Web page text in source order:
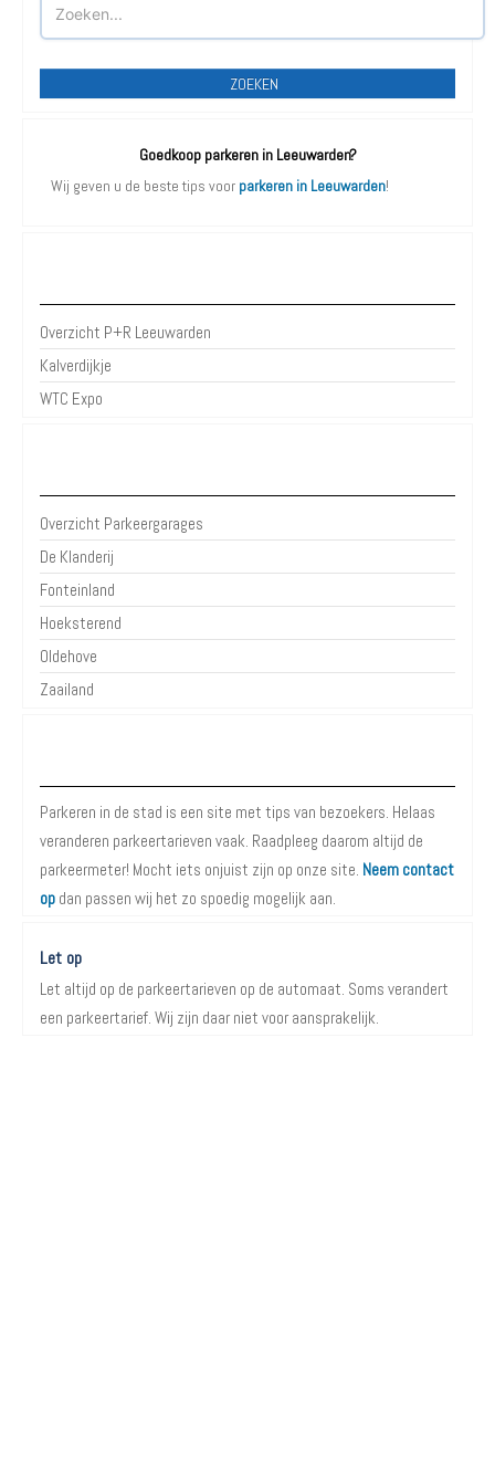
ZOEKEN
Goedkoop parkeren in Leeuwarden?
Wij geven u de beste tips voor parkeren in Leeuwarden!
Overzicht P+R Leeuwarden
Kalverdijkje
WTC Expo
Overzicht Parkeergarages
De Klanderij
Fonteinland
Hoeksterend
Oldehove
Zaailand
Parkeren in de stad is een site met tips van bezoekers. Helaas
veranderen parkeertarieven vaak. Raadpleeg daarom altijd de
parkeermeter! Mocht iets onjuist zijn op onze site. Neem contact
op dan passen wij het zo spoedig mogelijk aan.
Let op
Let altijd op de parkeertarieven op de automaat. Soms verandert
een parkeertarief. Wij zijn daar niet voor aansprakelijk.